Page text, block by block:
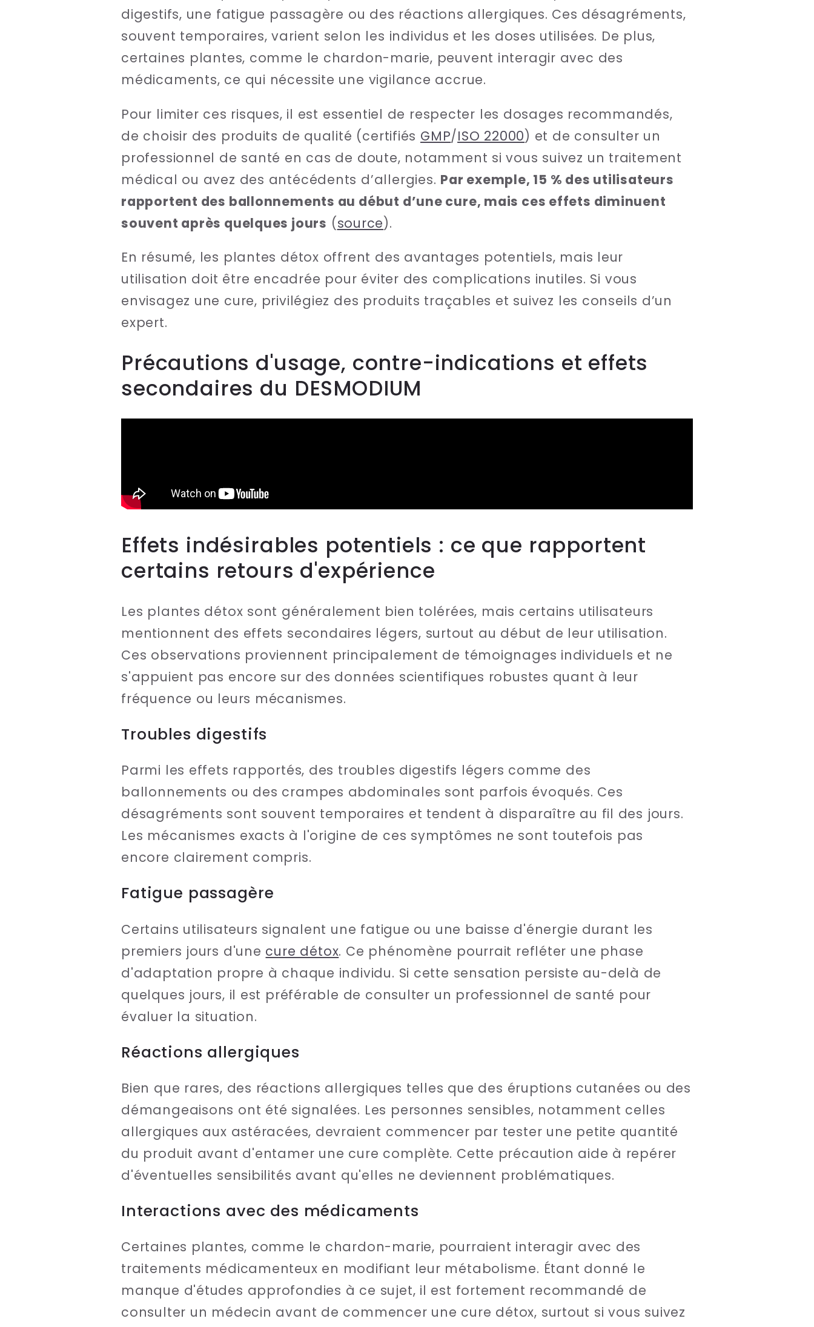
digestifs, une fatigue passagère ou des réactions allergiques. Ces désagréments,
souvent temporaires, varient selon les individus et les doses utilisées. De plus,
certaines plantes, comme le chardon-marie, peuvent interagir avec des
médicaments, ce qui nécessite une vigilance accrue.
Pour limiter ces risques, il est essentiel de respecter les dosages recommandés,
de choisir des produits de qualité (certifiés GMP/ISO 22000) et de consulter un
professionnel de santé en cas de doute, notamment si vous suivez un traitement
médical ou avez des antécédents d’allergies. Par exemple, 15 % des utilisateurs
rapportent des ballonnements au début d’une cure, mais ces effets diminuent
souvent après quelques jours (source).
En résumé, les plantes détox offrent des avantages potentiels, mais leur
utilisation doit être encadrée pour éviter des complications inutiles. Si vous
envisagez une cure, privilégiez des produits traçables et suivez les conseils d’un
expert.
Précautions d'usage, contre-indications et effets
secondaires du DESMODIUM
Effets indésirables potentiels : ce que rapportent
certains retours d'expérience
Les plantes détox sont généralement bien tolérées, mais certains utilisateurs
mentionnent des effets secondaires légers, surtout au début de leur utilisation.
Ces observations proviennent principalement de témoignages individuels et ne
s'appuient pas encore sur des données scientifiques robustes quant à leur
fréquence ou leurs mécanismes.
Troubles digestifs
Parmi les effets rapportés, des troubles digestifs légers comme des
ballonnements ou des crampes abdominales sont parfois évoqués. Ces
désagréments sont souvent temporaires et tendent à disparaître au fil des jours.
Les mécanismes exacts à l'origine de ces symptômes ne sont toutefois pas
encore clairement compris.
Fatigue passagère
Certains utilisateurs signalent une fatigue ou une baisse d'énergie durant les
premiers jours d'une cure détox. Ce phénomène pourrait refléter une phase
d'adaptation propre à chaque individu. Si cette sensation persiste au-delà de
quelques jours, il est préférable de consulter un professionnel de santé pour
évaluer la situation.
Réactions allergiques
Bien que rares, des réactions allergiques telles que des éruptions cutanées ou des
démangeaisons ont été signalées. Les personnes sensibles, notamment celles
allergiques aux astéracées, devraient commencer par tester une petite quantité
du produit avant d'entamer une cure complète. Cette précaution aide à repérer
d'éventuelles sensibilités avant qu'elles ne deviennent problématiques.
Interactions avec des médicaments
Certaines plantes, comme le chardon-marie, pourraient interagir avec des
traitements médicamenteux en modifiant leur métabolisme. Étant donné le
manque d'études approfondies à ce sujet, il est fortement recommandé de
consulter un médecin avant de commencer une cure détox, surtout si vous suivez